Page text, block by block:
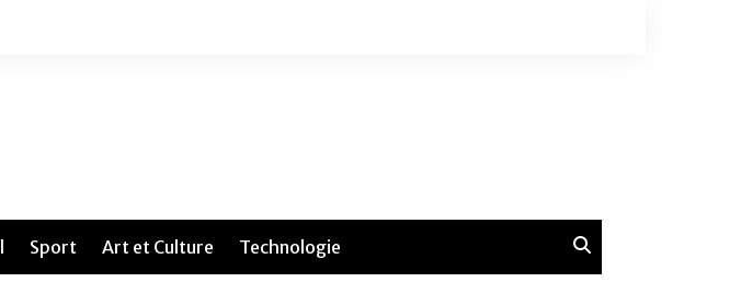
Sport Art et Culture Technologie